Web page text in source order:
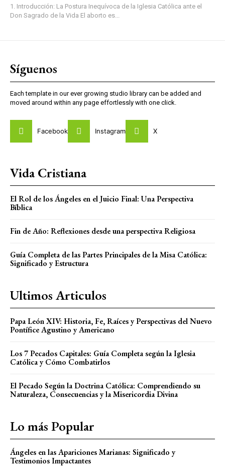
1. Introducción: La Postura Inequívoca de la Iglesia Católica ante el
Don Sagrado de la Vida El aborto es...
Síguenos
Each template in our ever growing studio library can be added and
moved around within any page effortlessly with one click.
Facebook Instagram X
Vida Cristiana
El Rol de los Ángeles en el Juicio Final: Una Perspectiva
Bíblica
Fin de Año: Reflexiones desde una perspectiva Religiosa
Guía Completa de las Partes Principales de la Misa Católica:
Significado y Estructura
Ultimos Articulos
Papa León XIV: Historia, Fe, Raíces y Perspectivas del Nuevo
Pontífice Agustino y Americano
Los 7 Pecados Capitales: Guía Completa según la Iglesia
Católica y Cómo Combatirlos
El Pecado Según la Doctrina Católica: Comprendiendo su
Naturaleza, Consecuencias y la Misericordia Divina
Lo más Popular
Ángeles en las Apariciones Marianas: Significado y
Testimonios Impactantes